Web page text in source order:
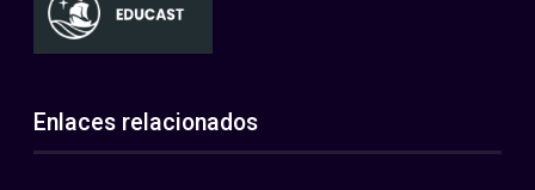
Enlaces relacionados